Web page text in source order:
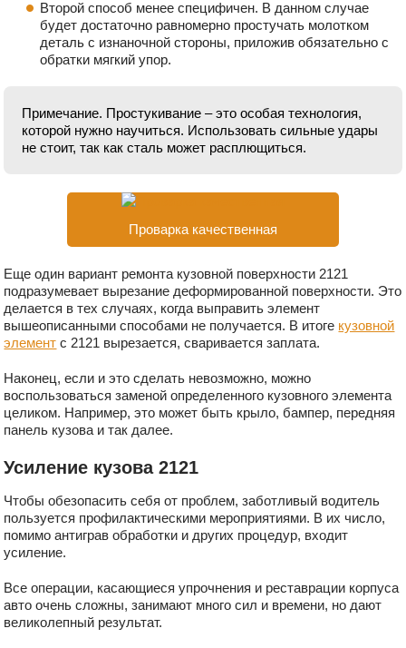
Второй способ менее специфичен. В данном случае
будет достаточно равномерно простучать молотком
деталь с изнаночной стороны, приложив обязательно с
обратки мягкий упор.
Примечание. Простукивание – это особая технология,
которой нужно научиться. Использовать сильные удары
не стоит, так как сталь может расплющиться.
Проварка качественная
Еще один вариант ремонта кузовной поверхности 2121
подразумевает вырезание деформированной поверхности. Это
делается в тех случаях, когда выправить элемент
вышеописанными способами не получается. В итоге кузовной
элемент с 2121 вырезается, сваривается заплата.
Наконец, если и это сделать невозможно, можно
воспользоваться заменой определенного кузовного элемента
целиком. Например, это может быть крыло, бампер, передняя
панель кузова и так далее.
Усиление кузова 2121
Чтобы обезопасить себя от проблем, заботливый водитель
пользуется профилактическими мероприятиями. В их число,
помимо антиграв обработки и других процедур, входит
усиление.
Все операции, касающиеся упрочнения и реставрации корпуса
авто очень сложны, занимают много сил и времени, но дают
великолепный результат.